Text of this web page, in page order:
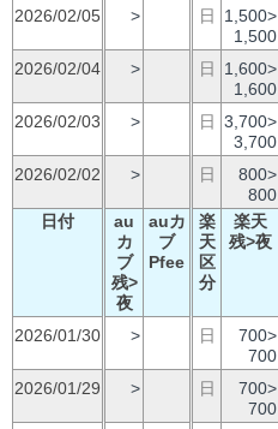
2026/02/05
> 日
1,500>
1,500
2026/02/04
> 日
1,600>
1,600
2026/02/03
> 日
3,700>
3,700
2026/02/02
> 日
800>
800
日付
au
カ
ブ
残>
夜
auカ
ブ
Pfee
楽
天
区
分
楽天
残>夜
2026/01/30
> 日
700>
700
2026/01/29
> 日
700>
700